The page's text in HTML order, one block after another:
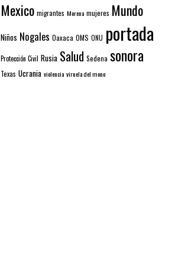
Mexico migrantes Morena mujeres Mundo
Niños Nogales Oaxaca OMS ONU portada
Protección Civil Rusia Salud Sedena sonora
Texas Ucrania violencia viruela del mono